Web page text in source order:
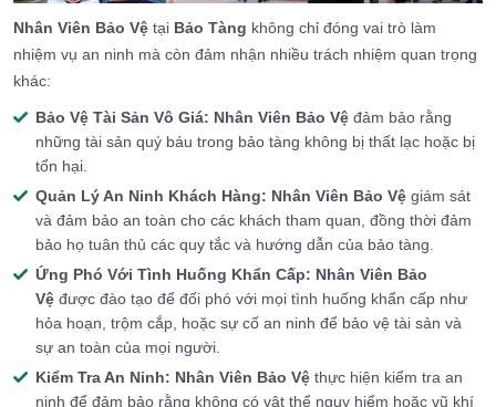
Nhân Viên Bảo Vệ tại Bảo Tàng không chỉ đóng vai trò làm
nhiệm vụ an ninh mà còn đảm nhận nhiều trách nhiệm quan trọng
khác:
Bảo Vệ Tài Sản Vô Giá: Nhân Viên Bảo Vệ đảm bảo rằng
những tài sản quý báu trong bảo tàng không bị thất lạc hoặc bị
tổn hại.
Quản Lý An Ninh Khách Hàng: Nhân Viên Bảo Vệ giám sát
và đảm bảo an toàn cho các khách tham quan, đồng thời đảm
bảo họ tuân thủ các quy tắc và hướng dẫn của bảo tàng.
Ứng Phó Với Tình Huống Khẩn Cấp: Nhân Viên Bảo
Vệ được đào tạo để đối phó với mọi tình huống khẩn cấp như
hỏa hoạn, trộm cắp, hoặc sự cố an ninh để bảo vệ tài sản và
sự an toàn của mọi người.
Kiểm Tra An Ninh: Nhân Viên Bảo Vệ thực hiện kiểm tra an
ninh để đảm bảo rằng không có vật thể nguy hiểm hoặc vũ khí